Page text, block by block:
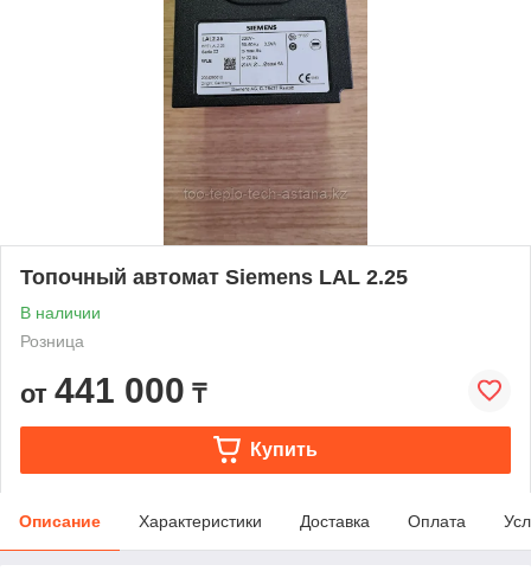
Топочный автомат Siemens LAL 2.25
В наличии
Розница
от 441 000 ₸
Купить
Описание Характеристики Доставка Оплата